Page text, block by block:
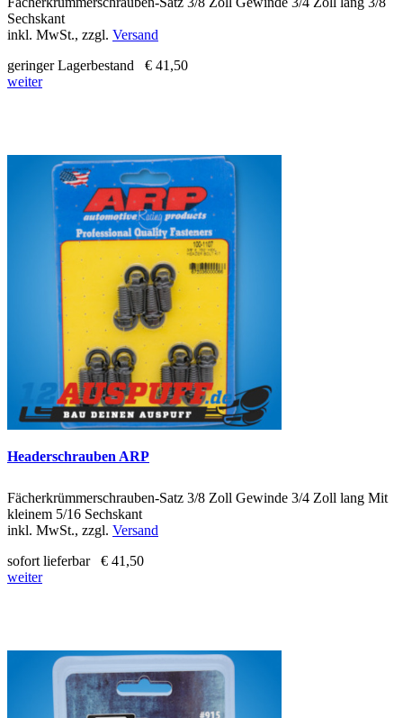
Sechskant
inkl. MwSt., zzgl. Versand
geringer Lagerbestand
€ 41,50
weiter
Headerschrauben ARP
Fächerkrümmerschrauben-Satz 3/8 Zoll Gewinde 3/4 Zoll lang Mit
kleinem 5/16 Sechskant
inkl. MwSt., zzgl. Versand
sofort lieferbar
€ 41,50
weiter